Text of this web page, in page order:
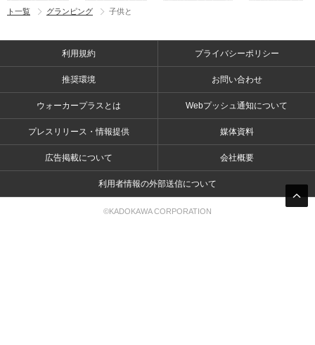
ト一覧
グランピング 子供と
利用規約 プライバシーポリシー
推奨環境 お問い合わせ
ウォーカープラスとは Webプッシュ通知について
プレスリリース・情報提供 媒体資料
広告掲載について 会社概要
利用者情報の外部送信について
©KADOKAWA CORPORATION